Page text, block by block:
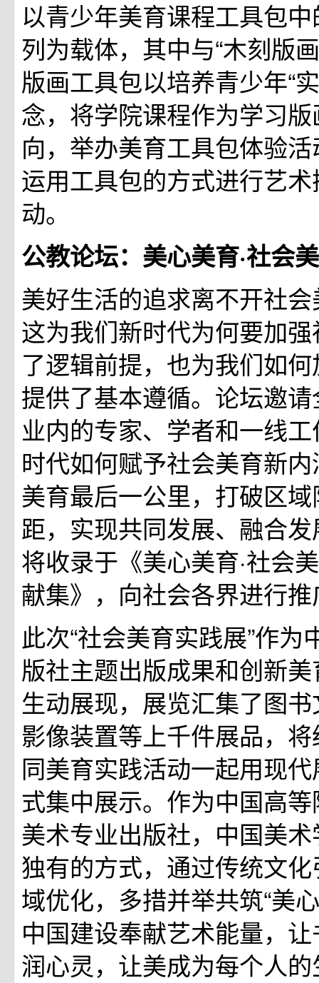
以青少年美育课程工具包中
列为载体，其中与“木刻版
版画工具包以培养青少年“
念，将学院课程作为学习
向，举办美育工具包体验
运用工具包的方式进行艺
动。
公教论坛：美心美育·社会
美好生活的追求离不开社
这为我们新时代为何要加
了逻辑前提，也为我们如
提供了基本遵循。论坛邀
业内的专家、学者和一线
时代如何赋予社会美育新
美育最后一公里，打破区
距，实现共同发展、融合
将收录于《美心美育·社会
献集》，向社会各界进行
此次“社会美育实践展”作为
版社主题出版成果和创新
生动展现，展览汇集了图
影像装置等上千件展品，
同美育实践活动一起用现
式集中展示。作为中国高
美术专业出版社，中国美
独有的方式，通过传统文
域优化，多措并举共筑“美
中国建设奉献艺术能量，
润心灵，让美成为每个人